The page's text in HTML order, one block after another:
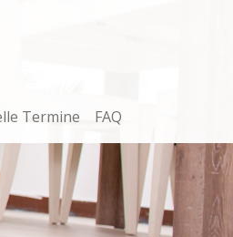
Termine FAQ